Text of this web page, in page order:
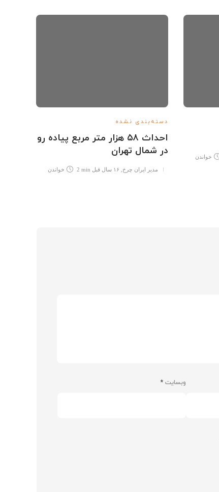
خواندن
دسته‌بندی نشده
احداث ۵۸ هزار متر مربع پیاده رو
در شمال تهران
مدیر ایران چرخ ۱۶ سال قبل 2 min خواندن
وبسایت*